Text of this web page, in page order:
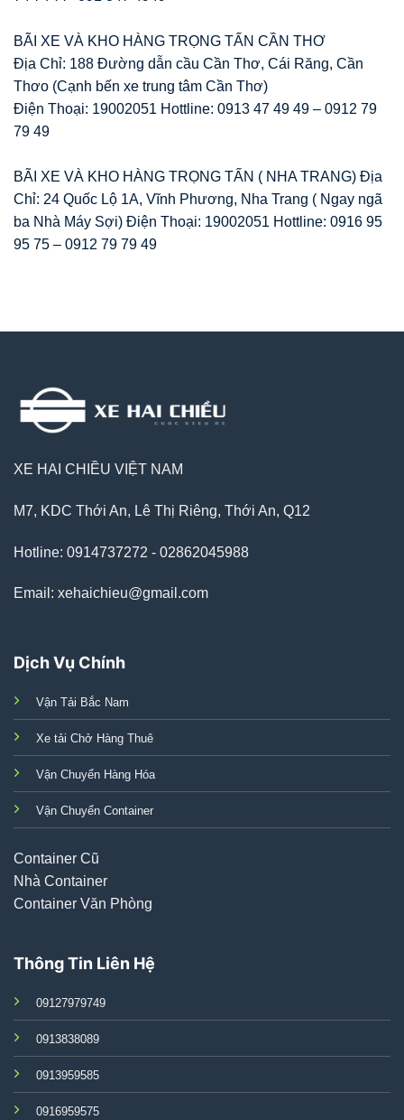
BÃI XE VÀ KHO HÀNG TRỌNG TẤN CẦN THƠ
Địa Chỉ: 188 Đường dẫn cầu Cần Thơ, Cái Răng, Cần
Thơo (Cạnh bến xe trung tâm Cần Thơ)
Điện Thoại: 19002051 Hottline: 0913 47 49 49 – 0912 79
79 49
BÃI XE VÀ KHO HÀNG TRỌNG TẤN ( NHA TRANG) Địa
Chỉ: 24 Quốc Lộ 1A, Vĩnh Phương, Nha Trang ( Ngay ngã
ba Nhà Máy Sợi) Điện Thoại: 19002051 Hottline: 0916 95
95 75 – 0912 79 79 49
XE HAI CHIỀU VIỆT NAM
M7, KDC Thới An, Lê Thị Riêng, Thới An, Q12
Hotline: 0914737272 - 02862045988
Email: xehaichieu@gmail.com
Dịch Vụ Chính
Vận Tải Bắc Nam
Xe tải Chở Hàng Thuê
Vận Chuyển Hàng Hóa
Vận Chuyển Container
Container Cũ
Nhà Container
Container Văn Phòng
Thông Tin Liên Hệ
09127979749
0913838089
0913959585
0916959575